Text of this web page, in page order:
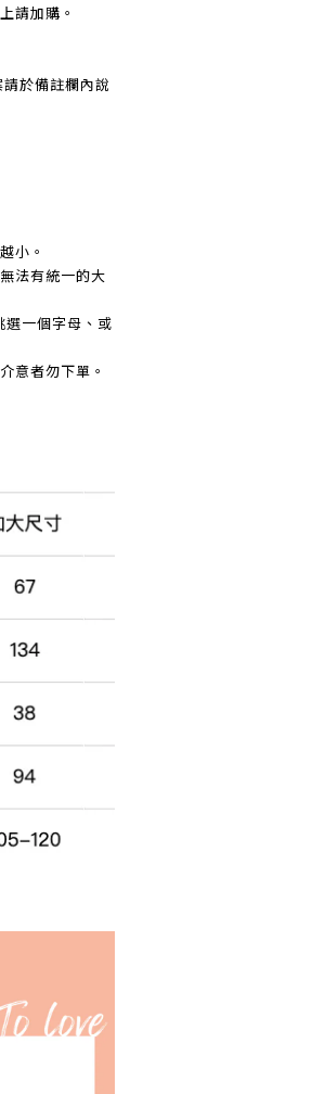
請加購。
於備註欄內說
小。
法有統一的大
一個字母、或
意者勿下單。